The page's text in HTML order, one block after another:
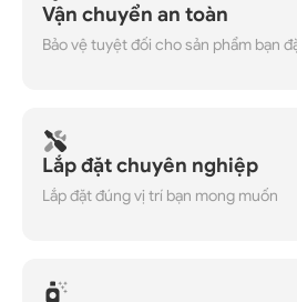
Vận chuyển an toàn
Bảo vệ tuyệt đối cho sản phẩm bạn
Lắp đặt chuyên nghiệp
Lắp đặt đúng vị trí bạn mong muốn